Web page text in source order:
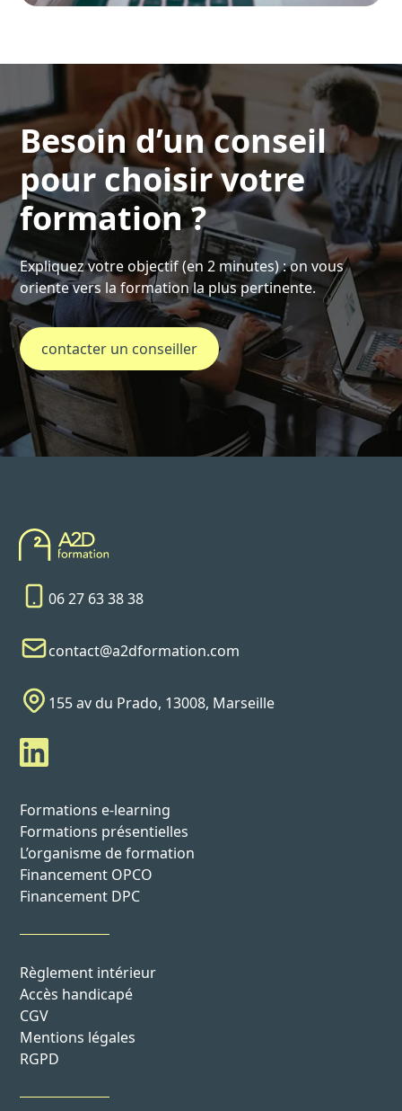
Besoin d’un conseil
pour choisir votre
formation ?
Expliquez votre objectif (en 2 minutes) : on vous
oriente vers la formation la plus pertinente.
contacter un conseiller
06 27 63 38 38
contact@a2dformation.com
155 av du Prado, 13008, Marseille
Formations e-learning
Formations présentielles
L’organisme de formation
Financement OPCO
Financement DPC
Règlement intérieur
Accès handicapé
CGV
Mentions légales
RGPD